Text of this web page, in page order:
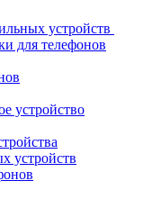
устройств
для телефонов
устройство
устройств